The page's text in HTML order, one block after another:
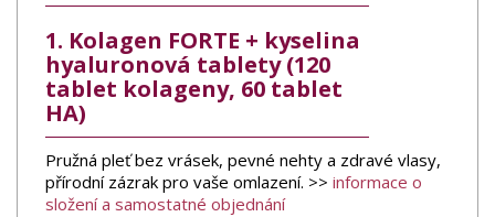
1. Kolagen FORTE + kyselina
hyaluronová tablety (120
tablet kolageny, 60 tablet
HA)
Pružná pleť bez vrásek, pevné nehty a zdravé vlasy,
přírodní zázrak pro vaše omlazení. >> informace o
složení a samostatné objednání